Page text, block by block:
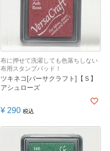
布に押せて洗濯しても色落ちしない
布用スタンプパッド！
ツキネコ[バーサクラフト]【Ｓ】
アシュローズ
¥ 290 税込